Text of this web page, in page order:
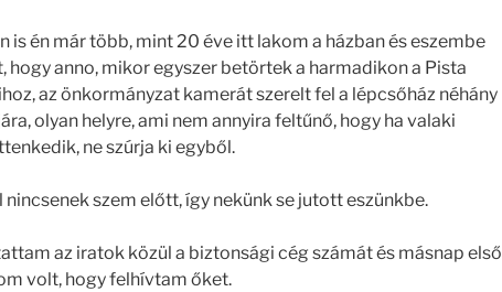
is én már több, mint 20 éve itt lakom a házban és eszembe
hogy anno, mikor egyszer betörtek a harmadikon a Pista
az önkormányzat kamerát szerelt fel a lépcsőház néhány
olyan helyre, ami nem annyira feltűnő, hogy ha valaki
ne szúrja ki egyből.
nincsenek szem előtt, így nekünk se jutott eszünkbe.
az iratok közül a biztonsági cég számát és másnap első
volt, hogy felhívtam őket.